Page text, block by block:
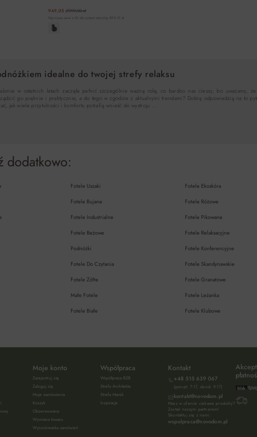
949,05 zł999,00 zł
Najniższa cena z 30 dni przed obniżką: 899,10 zł
idealne do twojej strefy relaksu
w ostatnich latach zaczęła pełnić szczególnie ważną rolę, co bardzo nas cieszy, bo uważamy,
go pięknie i praktycznie, a do tego w zgodzie z aktualnymi trendami? Dobrą odpowiedzią na to
jak wiele przytulności i komfortu potrafią wnieść do wystroju …
dodatkowo:
Fotele Uszaki Fotele Ekoskóra
Fotele Bujane Fotele Różowe
Fotele Industrialne Fotele Pikowane
Fotele Beżowe Fotele Relaksacyjne
Podnóżki Fotele Konferencyjne
Fotele Do Czytania Fotele Skandynawskie
Fotele Żółte Fotele Granatowe
Małe Fotele Fotele Leżanka
Fotele Białe Fotele Klubowe
Moje konto
Zarejestruj się
Zaloguj się
Moje zamówienia
Koszyk
Obserwowane
Wymiana towaru
Wyszukiwarka zamówień
Współpraca
Współpraca B2B
Strefa Architekta
Strefa Marek
Inspiracje
Kontakt
+48 515 639 067
(pon-pt: 7-17, sb-nd: 9-17)
kontakt@novodom.pl
Masz w ofercie ciekawe produkty?
Zostań naszym partnerem!
Skontaktuj się z nami:
wspolpraca@novodom.pl